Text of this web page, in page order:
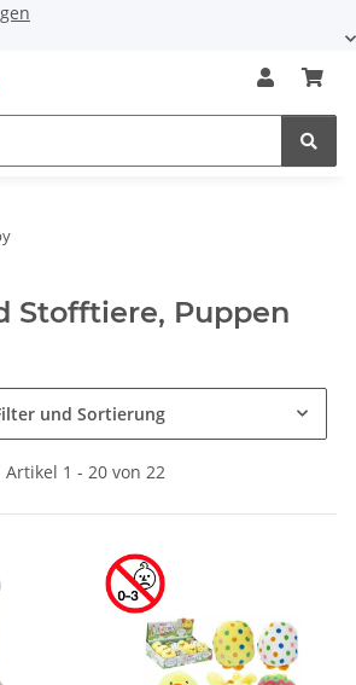
Stofftiere, Puppen
und Sortierung
Artikel 1 - 20 von 22